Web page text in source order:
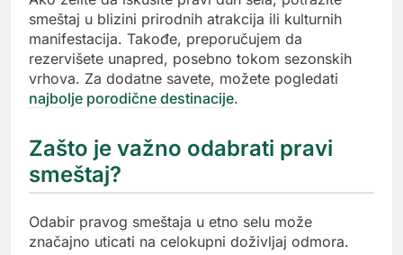
smeštaj u blizini prirodnih atrakcija ili kulturnih
manifestacija. Takođe, preporučujem da
rezervišete unapred, posebno tokom sezonskih
vrhova. Za dodatne savete, možete pogledati
najbolje porodične destinacije.
Zašto je važno odabrati pravi
smeštaj?
Odabir pravog smeštaja u etno selu može
značajno uticati na celokupni doživljaj odmora.